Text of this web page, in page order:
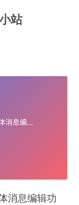
站
消息编辑功